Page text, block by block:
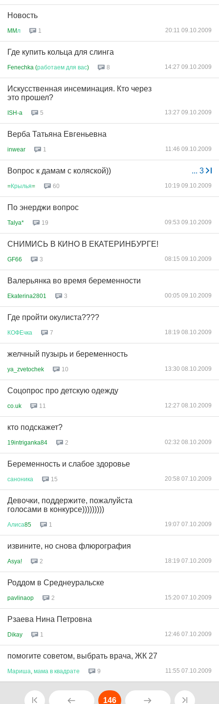
Новость
MMл 1 20:11 09.10.2009
Где купить кольца для слинга
Fenechka (работаем для вас) 8 14:27 09.10.2009
Искусственная инсеминация. Кто через
это прошел?
ISH-a 5 13:27 09.10.2009
Верба Татьяна Евгеньевна
inwear 1 11:46 09.10.2009
... 3
Вопрос к дамам с коляской))
=Крылья= 60 10:19 09.10.2009
По энерджи вопрос
Talya* 19 09:53 09.10.2009
СНИМИСЬ В КИНО В ЕКАТЕРИНБУРГЕ!
GF66 3 08:15 09.10.2009
Валерьянка во время беременности
Ekaterina2801 3 00:05 09.10.2009
Где пройти окулиста????
КОФЕчка 7 18:19 08.10.2009
желчный пузырь и беременность
ya_zvetochek 10 13:30 08.10.2009
Соцопрос про детскую одежду
co.uk 11 12:27 08.10.2009
кто подскажет?
19intriganka84 2 02:32 08.10.2009
Беременность и слабое здоровье
саноника 15 20:58 07.10.2009
Девочки, поддержите, пожалуйста
голосами в конкурсе)))))))))
Алиса85 1 19:07 07.10.2009
извините, но снова флюрография
Asya! 2 18:19 07.10.2009
Роддом в Среднеуральске
pavlinaop 2 15:20 07.10.2009
Рзаева Нина Петровна
Dikay 1 12:46 07.10.2009
помогите советом, выбрать врача, ЖК 27
Мариша мама в квадрате 9 11:55 07.10.2009
146